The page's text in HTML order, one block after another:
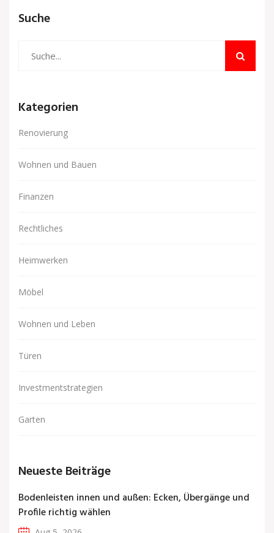
Suche
Kategorien
Renovierung
Wohnen und Bauen
Finanzen
Rechtliches
Heimwerken
Möbel
Wohnen und Leben
Türen
Investmentstrategien
Garten
Neueste Beiträge
Bodenleisten innen und außen: Ecken, Übergänge und
Profile richtig wählen